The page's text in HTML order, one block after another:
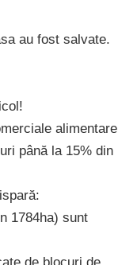
au fost salvate.
alimentare
până la 15% din
1784ha) sunt